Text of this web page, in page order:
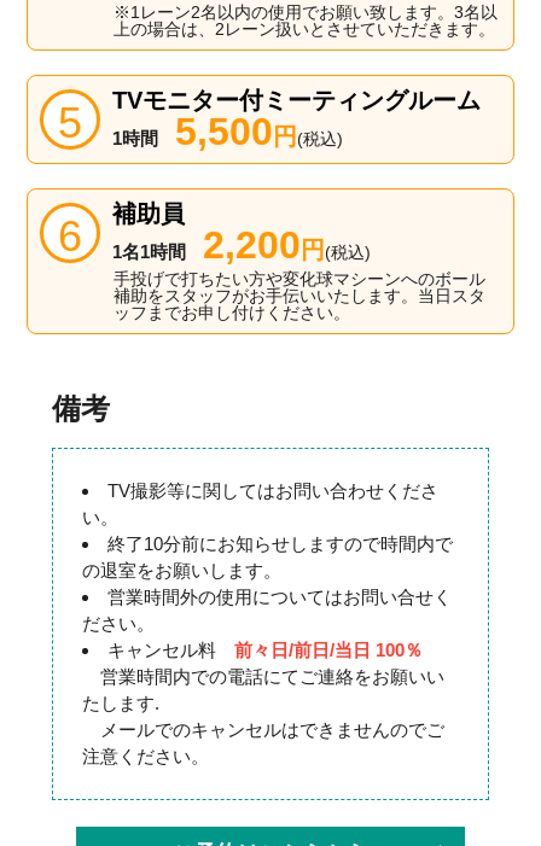
※1レーン2名以内の使用でお願い致します。3名以
上の場合は、2レーン扱いとさせていただきます。
TVモニター付ミーティングルーム
1時間 5,500 円(税込)
補助員
1名1時間 2,200 円(税込)
手投げで打ちたい方や変化球マシーンへのボール
補助をスタッフがお手伝いいたします。当日スタ
ッフまでお申し付けください。
備考
TV撮影等に関してはお問い合わせくださ
い。
終了10分前にお知らせしますので時間内で
の退室をお願いします。
営業時間外の使用についてはお問い合せく
ださい。
キャンセル料 前々日/前日/当日 100％
営業時間内での電話にてご連絡をお願いい
たします.
メールでのキャンセルはできませんのでご
注意ください。